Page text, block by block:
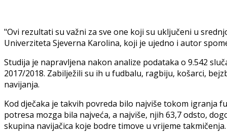
"Ovi rezultati su važni za sve one koji su uključeni u
Univerziteta Sjeverna Karolina, koji je ujedno i autor
Studija je napravljena nakon analize podataka o 9.542
2017/2018. Zabilježili su ih u fudbalu, ragbiju, košarci,
navijanja.
Kod dječaka je takvih povreda bilo najviše tokom igranja
potresa mozga bila najveća, a najviše, njih 63,7 odsto,
skupina navijačica koje bodre timove u vrijeme takmičenja.